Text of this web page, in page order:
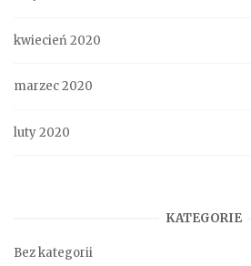
kwiecień 2020
marzec 2020
luty 2020
KATEGORIE
Bez kategorii